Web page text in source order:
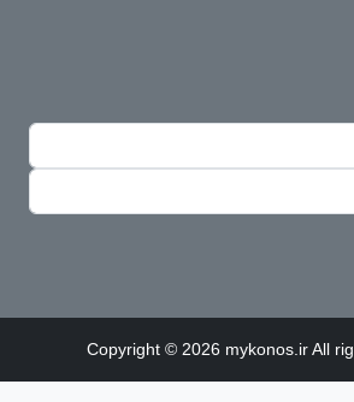
Copyright © 2026 mykonos.ir All